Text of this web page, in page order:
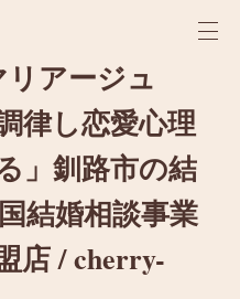
アージュ
律し恋愛心理
」釧路市の結
結婚相談事業
店 / cherry-